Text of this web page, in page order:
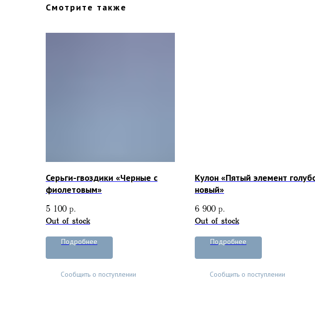
Смотрите также
Серьги-гвоздики «Черные с
фиолетовым»
5 100 р.
Out of stock
Подробнее
Сообщить о поступлении
Кулон «Пятый элемент
новый»
6 900 р.
Out of stock
Подробнее
Сообщить о поступлении